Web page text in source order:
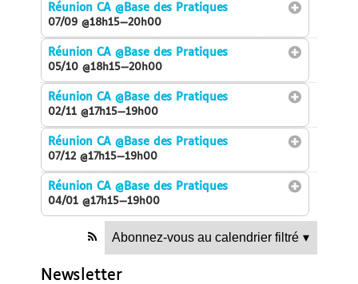
Réunion CA@Base des Pratiques
07/09 @18h15—20h00
Réunion CA@Base des Pratiques
05/10 @18h15—20h00
Réunion CA@Base des Pratiques
02/11 @17h15—19h00
Réunion CA@Base des Pratiques
07/12 @17h15—19h00
Réunion CA@Base des Pratiques
04/01 @17h15—19h00
Abonnez-vous au calendrier filtré ▾
Newsletter